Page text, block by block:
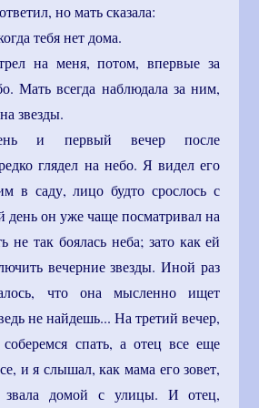
но мать сказала:
тебя нет дома.
на меня, потом, впервые за
Мать всегда наблюдала за ним,
звезды.
и первый вечер после
глядел на небо. Я видел его
в саду, лицо будто срослось с
день он уже чаще посматривал на
не так боялась неба; зато как ей
вечерние звезды. Иной раз
что она мысленно ищет
не найдешь... На третий вечер,
спать, а отец все еще
и я слышал, как мама его зовет,
домой с улицы. И отец,